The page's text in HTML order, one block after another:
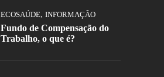
ECOSAÚDE, INFORMAÇÃO
Fundo de Compensação do
Trabalho, o que é?